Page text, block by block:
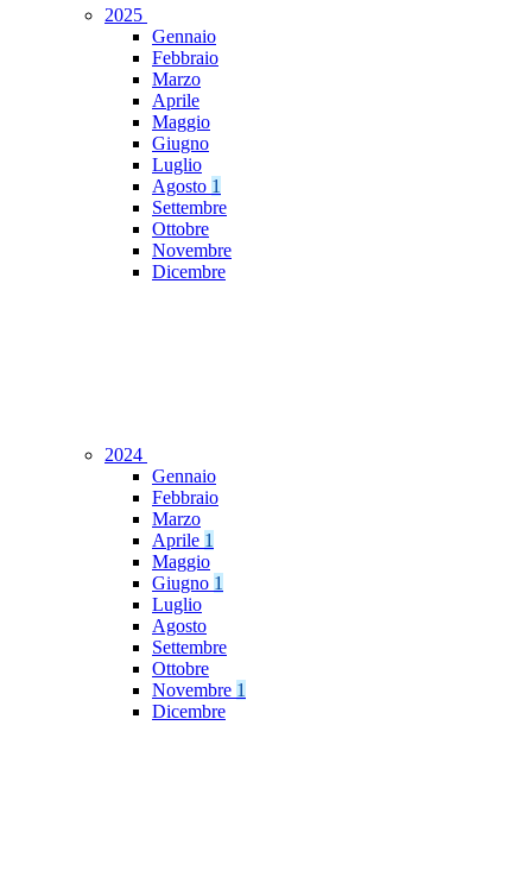
2025
Gennaio
Febbraio
Marzo
Aprile
Maggio
Giugno
Luglio
Agosto 1
Settembre
Ottobre
Novembre
Dicembre
2024
Gennaio
Febbraio
Marzo
Aprile 1
Maggio
Giugno 1
Luglio
Agosto
Settembre
Ottobre
Novembre 1
Dicembre